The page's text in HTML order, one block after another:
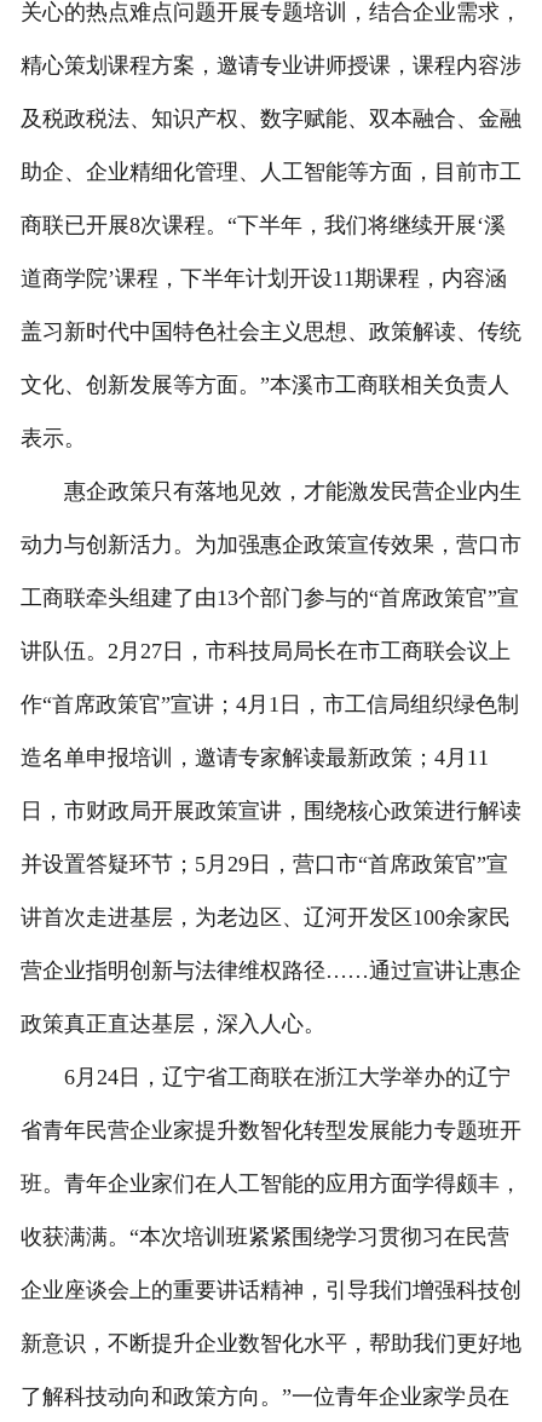
关心的热点难点问题开展专题培训，结合企业需求，
精心策划课程方案，邀请专业讲师授课，课程内容涉
及税政税法、知识产权、数字赋能、双本融合、金融
助企、企业精细化管理、人工智能等方面，目前市工
商联已开展8次课程。“下半年，我们将继续开展‘溪
道商学院’课程，下半年计划开设11期课程，内容涵
盖习新时代中国特色社会主义思想、政策解读、传统
文化、创新发展等方面。”本溪市工商联相关负责人
表示。
惠企政策只有落地见效，才能激发民营企业内生
动力与创新活力。为加强惠企政策宣传效果，营口市
工商联牵头组建了由13个部门参与的“首席政策官”宣
讲队伍。2月27日，市科技局局长在市工商联会议上
作“首席政策官”宣讲；4月1日，市工信局组织绿色制
造名单申报培训，邀请专家解读最新政策；4月11
日，市财政局开展政策宣讲，围绕核心政策进行解读
并设置答疑环节；5月29日，营口市“首席政策官”宣
讲首次走进基层，为老边区、辽河开发区100余家民
营企业指明创新与法律维权路径……通过宣讲让惠企
政策真正直达基层，深入人心。
6月24日，辽宁省工商联在浙江大学举办的辽宁
省青年民营企业家提升数智化转型发展能力专题班开
班。青年企业家们在人工智能的应用方面学得颇丰，
收获满满。“本次培训班紧紧围绕学习贯彻习在民营
企业座谈会上的重要讲话精神，引导我们增强科技创
新意识，不断提升企业数智化水平，帮助我们更好地
了解科技动向和政策方向。”一位青年企业家学员在